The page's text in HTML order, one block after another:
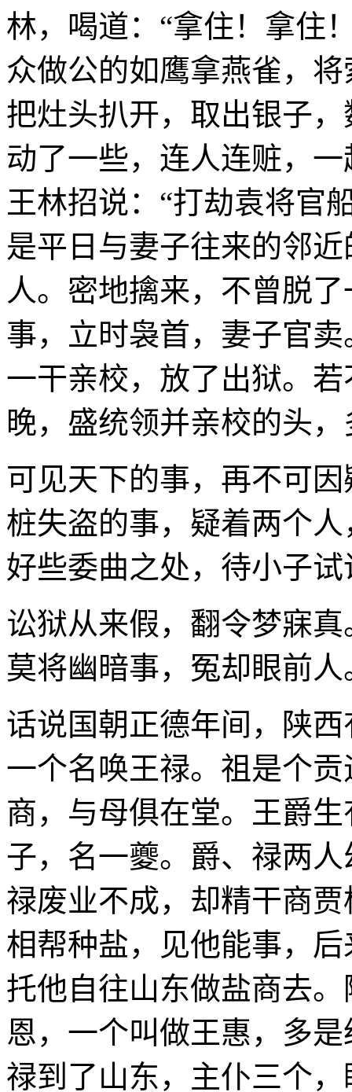
林，喝道：“拿住！拿住
众做公的如鹰拿燕雀，
把灶头扒开，取出银子
动了一些，连人连赃，
王林招说：“打劫袁将官
是平日与妻子往来的邻
人。密地擒来，不曾脱
事，立时袅首，妻子官
一干亲校，放了出狱。
晚，盛统领并亲校的头
可见天下的事，再不可
桩失盗的事，疑着两个
好些委曲之处，待小子
讼狱从来假，翻令梦寐真
莫将幽暗事，冤却眼前人
话说国朝正德年间，陕
一个名唤王禄。祖是个
商，与母俱在堂。王爵
子，名一夔。爵、禄两
禄废业不成，却精干商
相帮种盐，见他能事，
托他自往山东做盐商去
恩，一个叫做王惠，多
禄到了山东，主仆三个